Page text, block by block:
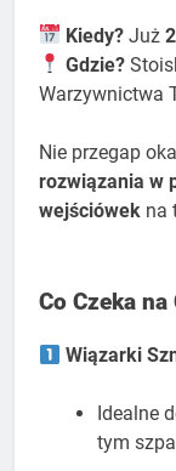
Kiedy? Już
Gdzie?
Warzywnictwa
Nie przegap
rozwiązania w
wejściówek na
Co Czeka
Wiązarki
Idealne
tym